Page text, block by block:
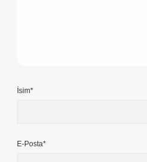
İsim*
E-Posta*